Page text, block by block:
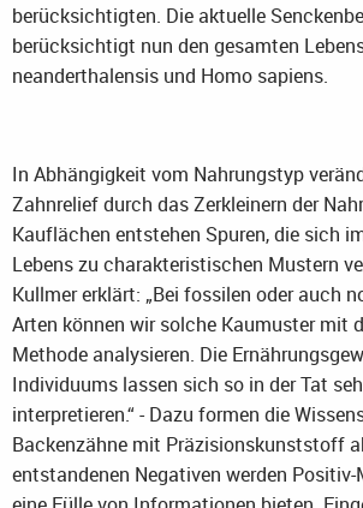
berücksichtigten. Die aktuelle
berücksichtigt nun den gesamten
neanderthalensis und Homo sapiens.
In Abhängigkeit vom Nahrungstyp
Zahnrelief durch das Zerkleinern der
Kauflächen entstehen Spuren, die sich
Lebens zu charakteristischen Mustern
Kullmer erklärt: „Bei fossilen oder auch
Arten können wir solche Kaumuster mit
Methode analysieren. Die
Individuums lassen sich so in der Tat
interpretieren.“ - Dazu formen die
Backenzähne mit Präzisionskunststoff
entstandenen Negativen werden